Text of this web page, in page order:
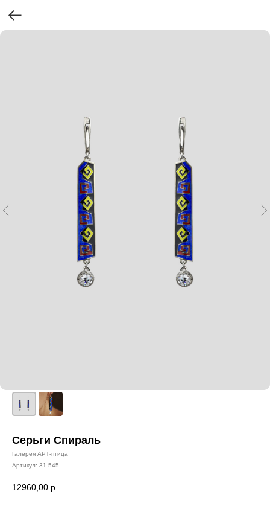
Серьги Спираль
Галерея АРТ-птица
Артикул: 31.545
12960,00 р.